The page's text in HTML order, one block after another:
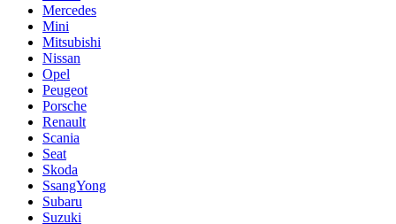
Mercedes
Mini
Mitsubishi
Nissan
Opel
Peugeot
Porsche
Renault
Scania
Seat
Skoda
SsangYong
Subaru
Suzuki